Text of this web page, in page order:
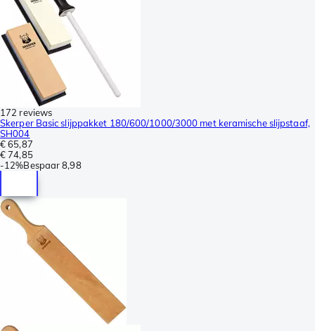
172 reviews
Skerper Basic slijppakket 180/600/1000/3000 met keramische slijpstaaf,
SH004
€ 65,87
€ 74,85
-12%Bespaar 8,98